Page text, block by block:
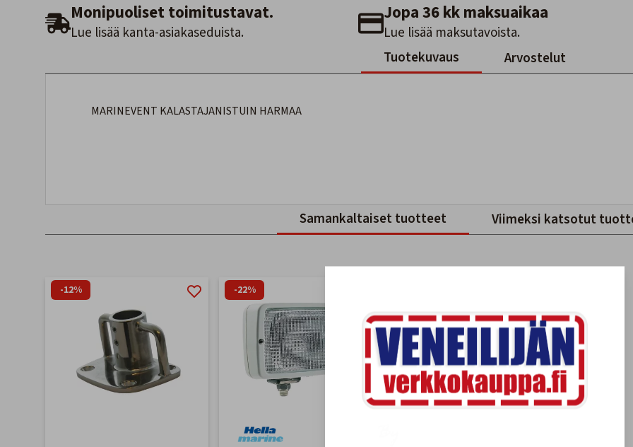
Monipuoliset toimitustavat.
Lue lisää kanta-asiakaseduista.
Jopa 36 kk maksuaikaa
Lue lisää maksutavoista.
Tuotekuvaus
Arvostelut
MARINEVENT KALASTAJANISTUIN HARMAA
Samankaltaiset tuotteet Viimeksi katsotut
-12% -22%